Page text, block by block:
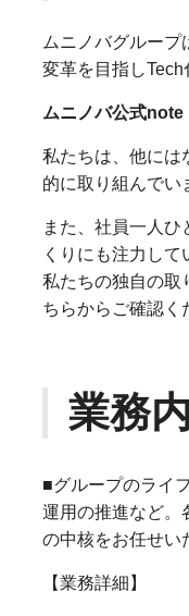
ムニノバグルー
変革を目指しTech
ムニノバ公式note
私たちは、他には
的に取り組んでい
また、社員一人
くりにも注力して
私たちの独自の取
ちらからご確認く
業務
■グループのライ
運用の推進など。
の中核をお任せい
【業務詳細】